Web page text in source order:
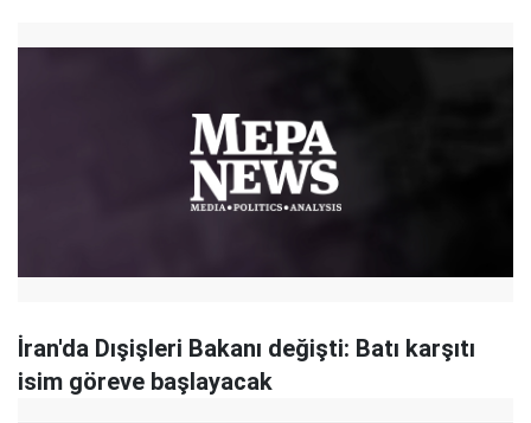
İran'da Dışişleri Bakanı değişti: Batı karşıtı
isim göreve başlayacak